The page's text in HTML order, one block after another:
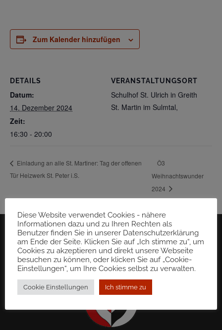
Zum Kalender hinzufügen
DETAILS
Datum:
14. Dezember 2024
Zeit:
16:30 - 20:00
VERANSTALTUNGSORT
Schulhof St. Ulrich in Greith
St. Martin im Sulmtal,
Einladung an alle St. Martiner: Tag der offenen
Tür Heizwerk St. Peter i.S.
Ö3
Weihnachtswunder
2024
Diese Website verwendet Cookies - nähere
Informationen dazu und zu Ihren Rechten als
Benutzer finden Sie in unserer Datenschutzerklärung
am Ende der Seite. Klicken Sie auf „Ich stimme zu“, um
Cookies zu akzeptieren und direkt unsere Webseite
besuchen zu können, oder klicken Sie auf „Cookie-
Einstellungen“, um Ihre Cookies selbst zu verwalten.
Cookie Einstellungen Ich stimme zu